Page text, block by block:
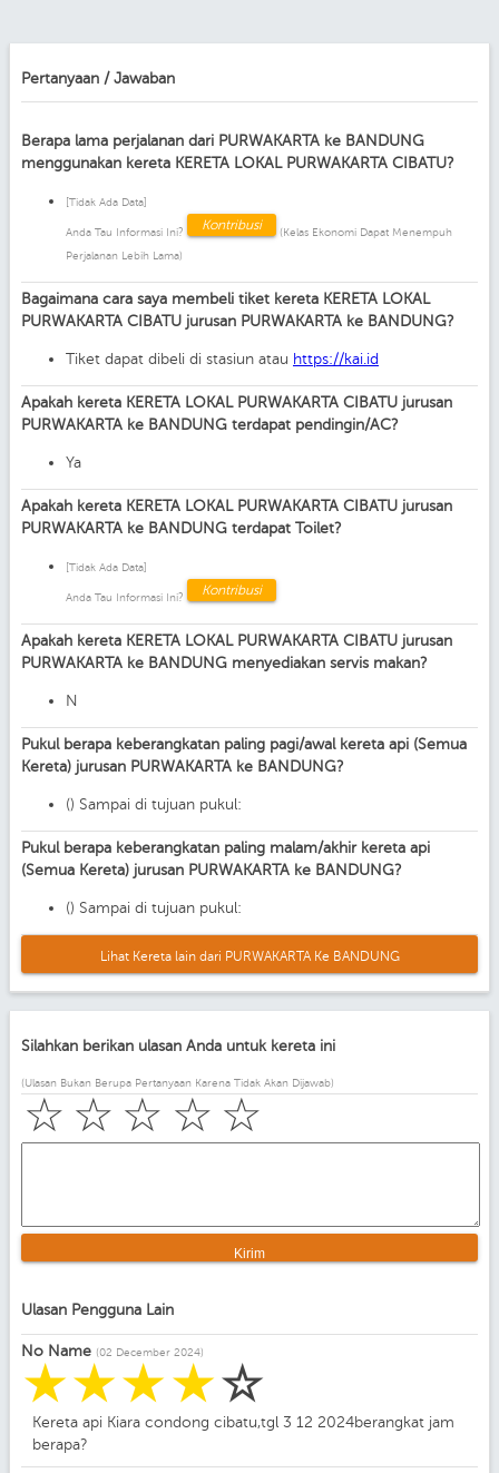
Pertanyaan / Jawaban
Berapa lama perjalanan dari PURWAKARTA ke BANDUNG
menggunakan kereta KERETA LOKAL PURWAKARTA CIBATU?
[Tidak Ada Data]
Anda Tau Informasi Ini? Kontribusi
(Kelas Ekonomi Dapat Menempuh
Perjalanan Lebih Lama)
Bagaimana cara saya membeli tiket kereta KERETA LOKAL
PURWAKARTA CIBATU jurusan PURWAKARTA ke BANDUNG?
Tiket dapat dibeli di stasiun atau https://kai.id
Apakah kereta KERETA LOKAL PURWAKARTA CIBATU jurusan
PURWAKARTA ke BANDUNG terdapat pendingin/AC?
Ya
Apakah kereta KERETA LOKAL PURWAKARTA CIBATU jurusan
PURWAKARTA ke BANDUNG terdapat Toilet?
[Tidak Ada Data]
Anda Tau Informasi Ini? Kontribusi
Apakah kereta KERETA LOKAL PURWAKARTA CIBATU jurusan
PURWAKARTA ke BANDUNG menyediakan servis makan?
N
Pukul berapa keberangkatan paling pagi/awal kereta api (Semua
Kereta) jurusan PURWAKARTA ke BANDUNG?
() Sampai di tujuan pukul:
Pukul berapa keberangkatan paling malam/akhir kereta api
(Semua Kereta) jurusan PURWAKARTA ke BANDUNG?
() Sampai di tujuan pukul:
Lihat Kereta lain dari PURWAKARTA Ke BANDUNG
Silahkan berikan ulasan Anda untuk kereta ini
(Ulasan Bukan Berupa Pertanyaan Karena Tidak Akan Dijawab)
☆
☆
☆
☆
☆
Ulasan Pengguna Lain
No Name (02 December 2024)
☆
☆
☆
☆
☆
Kereta api Kiara condong cibatu,tgl 3 12 2024berangkat jam
berapa?